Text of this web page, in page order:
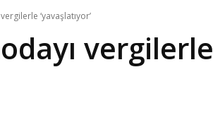
‘yavaşlatıyor’
vergilerle